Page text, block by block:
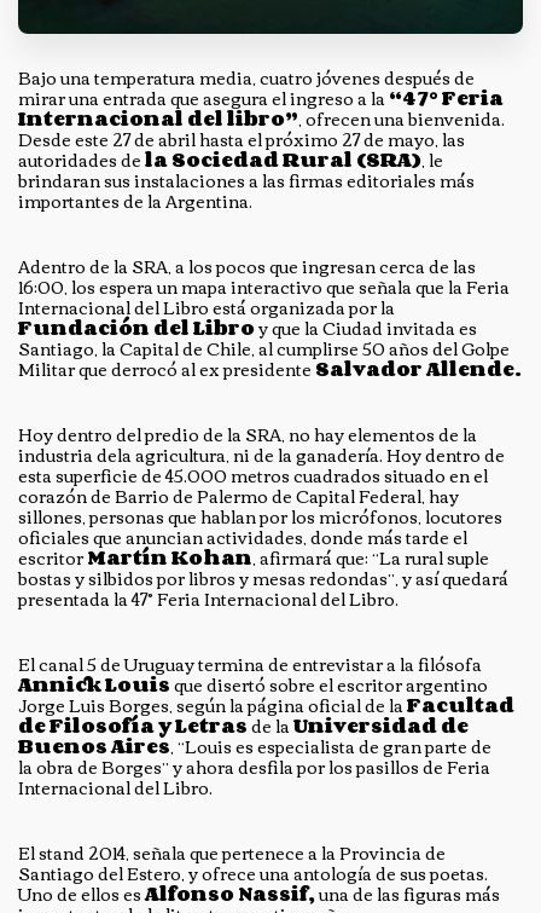
Bajo una temperatura media, cuatro jóvenes después de
mirar una entrada que asegura el ingreso a la“47° Feria
Internacional del libro”, ofrecen una bienvenida.
Desde este 27 de abril hasta el próximo 27 de mayo, las
autoridades delaSociedad Rural (SRA), le
brindaran sus instalaciones a las firmas editoriales más
importantes de la Argentina.
Adentro de la SRA, a los pocos que ingresan cerca de las
16:00, los espera un mapa interactivo que señala que la Feria
Internacional del Libro está organizada por la
Fundación del Libroy que la Ciudad invitada es
Santiago, la Capital de Chile, al cumplirse 50 años del Golpe
Militar que derrocó al ex presidenteSalvador Allende.
Hoy dentro del predio de la SRA, no hay elementos de la
industria dela agricultura, ni de la ganadería. Hoy dentro de
esta superficie de 45.000 metros cuadrados situado en el
corazón de Barrio de Palermo de Capital Federal, hay
sillones, personas que hablan por los micrófonos, locutores
oficiales que anuncian actividades, donde más tarde el
escritorMartín Kohan, afirmará que: “La rural suple
bostas y silbidos por libros y mesas redondas”, y así quedará
presentada la 47° Feria Internacional del Libro.
El canal 5 de Uruguay termina de entrevistar a la filósofa
Annick Louisque disertó sobre el escritor argentino
Jorge Luis Borges, según la página oficial de laFacultad
de Filosofía y Letrasde laUniversidad de
Buenos Aires, “Louis es especialista de gran parte de
la obra de Borges” y ahora desfila por los pasillos de Feria
Internacional del Libro.
El stand 2014, señala que pertenece a la Provincia de
Santiago del Estero, y ofrece una antología de sus poetas.
Uno de ellos esAlfonso Nassif,una de las figuras más